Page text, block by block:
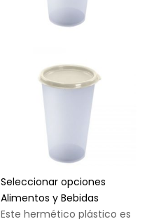
Seleccionar opciones
Alimentos y Bebidas
Este hermético plástico es